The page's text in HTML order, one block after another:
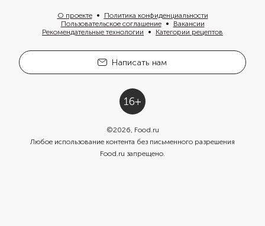
О проекте
Политика конфиденциальности
Пользовательское соглашение
Вакансии
Рекомендательные технологии
Категории рецептов
Написать нам
©2026, Food.ru
Любое использование контента без письменного разрешения
Food.ru запрещено.